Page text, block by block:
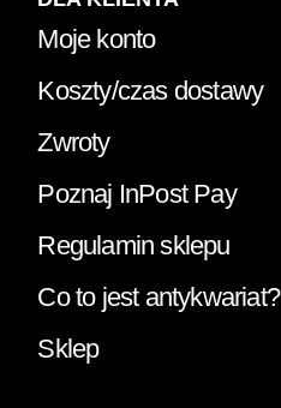
Moje konto
Koszty/czas dostawy
Zwroty
Poznaj InPost Pay
Regulamin sklepu
Co to jest antykwariat?
Sklep